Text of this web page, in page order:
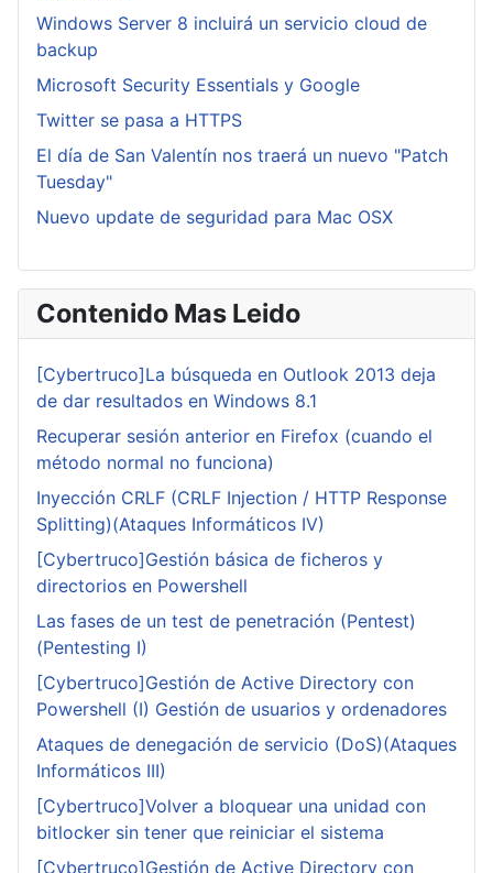
Windows Server 8 incluirá un servicio cloud de
backup
Microsoft Security Essentials y Google
Twitter se pasa a HTTPS
El día de San Valentín nos traerá un nuevo "Patch
Tuesday"
Nuevo update de seguridad para Mac OSX
Contenido Mas Leido
[Cybertruco]La búsqueda en Outlook 2013 deja
de dar resultados en Windows 8.1
Recuperar sesión anterior en Firefox (cuando el
método normal no funciona)
Inyección CRLF (CRLF Injection / HTTP Response
Splitting)(Ataques Informáticos IV)
[Cybertruco]Gestión básica de ficheros y
directorios en Powershell
Las fases de un test de penetración (Pentest)
(Pentesting I)
[Cybertruco]Gestión de Active Directory con
Powershell (I) Gestión de usuarios y ordenadores
Ataques de denegación de servicio (DoS)(Ataques
Informáticos III)
[Cybertruco]Volver a bloquear una unidad con
bitlocker sin tener que reiniciar el sistema
[Cybertruco]Gestión de Active Directory con